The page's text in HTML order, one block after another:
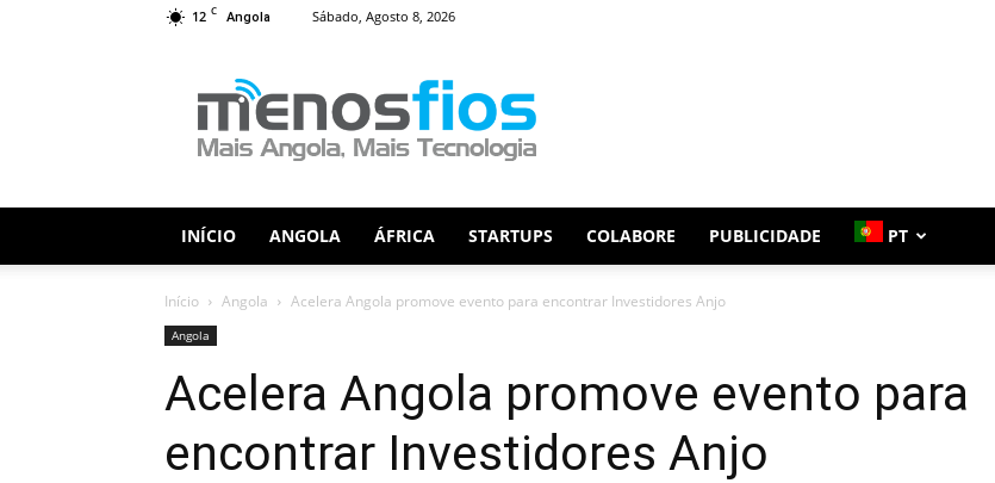
12 C Angola Sábado, Agosto 8, 2026
Fios
INÍCIO ANGOLA ÁFRICA STARTUPS COLABORE PUBLICIDADE PT
Início Angola Acelera Angola promove evento para encontrar Investidores Anjo
Angola
Acelera Angola promove evento para
encontrar Investidores Anjo